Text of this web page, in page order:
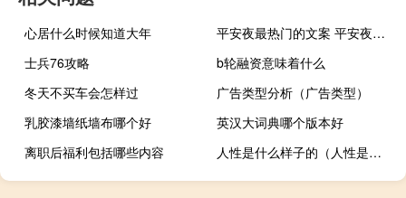
心居什么时候知道大年
平安夜最热门的文案 平安夜发朋友圈的文案
士兵76攻略
b轮融资意味着什么
冬天不买车会怎样过
广告类型分析（广告类型）
乳胶漆墙纸墙布哪个好
英汉大词典哪个版本好
离职后福利包括哪些内容
人性是什么样子的（人性是什么）